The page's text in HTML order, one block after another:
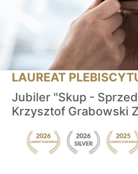
LAUREAT
Jubiler "Skup -
Krzysztof Grabowski